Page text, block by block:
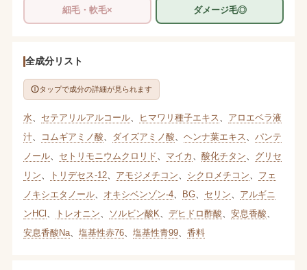
細毛・軟毛× ダメージ毛◎
全成分リスト
タップで成分の詳細が見られます
水 セテアリルアルコール、 ヒマワリ種子エキス
アロエベラ液
汁、 コムギアミノ酸 ダイズアミノ酸 ヘンナ葉エキス
パンテ
ノール、 セトリモニウムクロリド マイカ 酸化チタン
グリセ
リン
トリデセス-12、 アモジメチコン シクロメチコン
フェ
ノキシエタノール、 オキシベンゾン-4、 BG、 セリン
アルギニ
ンHCl
トレオニン ソルビン酸K デヒドロ酢酸 安息香酸
安息香酸Na、 塩基性赤76、 塩基性青99、 香料